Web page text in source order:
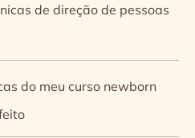
de direção de pessoas
do meu curso newborn